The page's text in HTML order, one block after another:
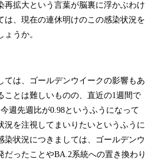
再拡大という言葉が脳裏に浮かぶわけ
は、現在の連休明けのこの感染状況を
うか。
ては、ゴールデンウイークの影響もあ
ことは難しいものの、直近の1週間で
週先週比が0.98というふうになって
況を注視してまいりたいというふうに
染状況につきましては、ゴールデンウ
だったことやBA.2系統への置き換わり